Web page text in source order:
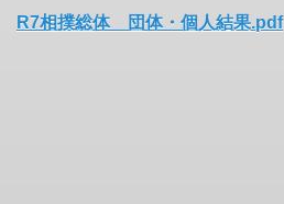
R7相撲総体 団体・個人結果.pdf